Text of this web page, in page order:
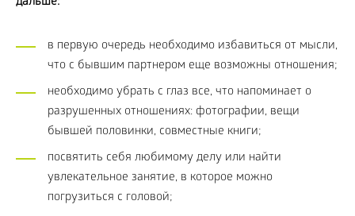
в первую очередь необходимо избавиться от мысли,
что с бывшим партнером еще возможны отношения;
необходимо убрать с глаз все, что напоминает о
разрушенных отношениях: фотографии, вещи
бывшей половинки, совместные книги;
посвятить себя любимому делу или найти
увлекательное занятие, в которое можно
погрузиться с головой;